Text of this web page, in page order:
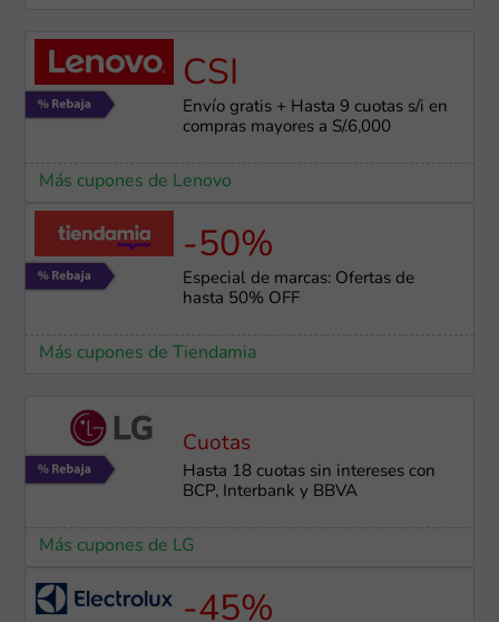
CSI
Envío gratis + Hasta 9 cuotas s/i en
compras mayores a S/.6,000
Más cupones de Lenovo
-50%
Especial de marcas: Ofertas de
hasta 50% OFF
Más cupones de Tiendamia
Cuotas
Hasta 18 cuotas sin intereses con
BCP, Interbank y BBVA
Más cupones de LG
-45%